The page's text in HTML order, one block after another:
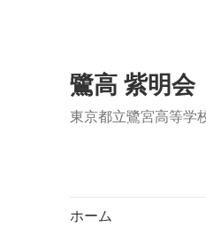
鷺高 紫明会
東京都立鷺宮高等学
ホーム